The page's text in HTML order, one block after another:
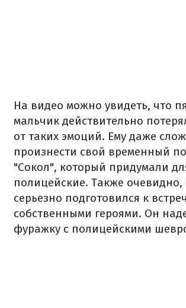
На видео можно увидеть, что
мальчик действительно
от таких эмоций. Ему даже
произнести свой временный
"Сокол", который придумали
полицейские. Также
серьезно подготовился к
собственными героями. Он
фуражку с полицейскими